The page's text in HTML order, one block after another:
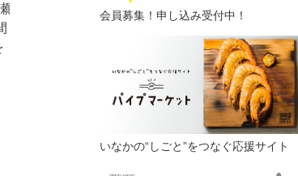
会員募集！申し込み受付中！
いなかの“しごと”をつなぐ応援サイト